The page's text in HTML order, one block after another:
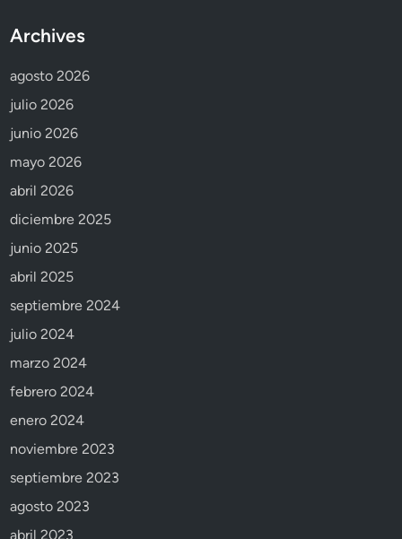
Archives
agosto 2026
julio 2026
junio 2026
mayo 2026
abril 2026
diciembre 2025
junio 2025
abril 2025
septiembre 2024
julio 2024
marzo 2024
febrero 2024
enero 2024
noviembre 2023
septiembre 2023
agosto 2023
abril 2023